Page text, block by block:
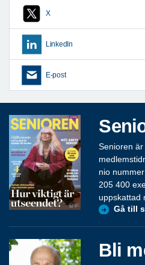
X
LinkedIn
E-post
Senioren
nio
205 400
uppskattad
Gå till
Bli